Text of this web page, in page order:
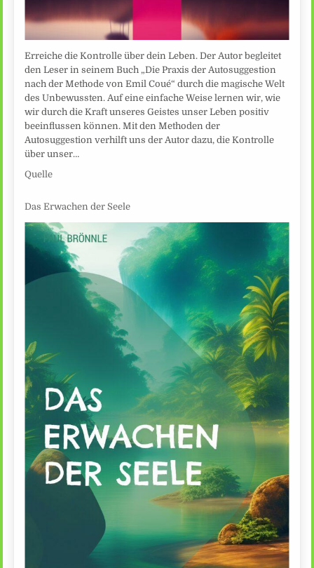
Erreiche die Kontrolle über dein Leben. Der Autor begleitet
den Leser in seinem Buch „Die Praxis der Autosuggestion
nach der Methode von Emil Coué“ durch die magische Welt
des Unbewussten. Auf eine einfache Weise lernen wir, wie
wir durch die Kraft unseres Geistes unser Leben positiv
beeinflussen können. Mit den Methoden der
Autosuggestion verhilft uns der Autor dazu, die Kontrolle
über unser…
Quelle
Das Erwachen der Seele